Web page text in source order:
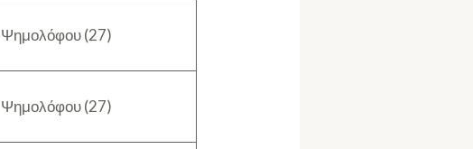
Ψημολόφου (27)
Ψημολόφου (27)